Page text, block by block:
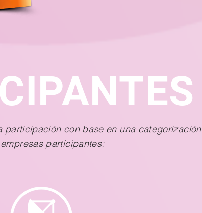
participación con base en una categorización
participantes: